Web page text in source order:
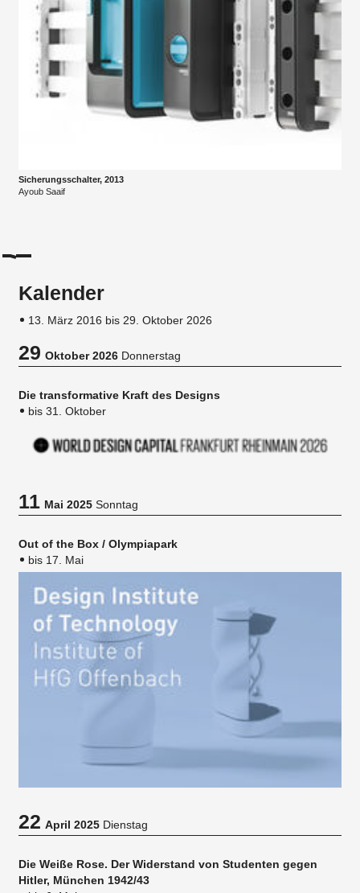
Sicherungsschalter, 2013
Ayoub Saaif
Kalender
13. März 2016 bis 29. Oktober 2026
29Oktober 2026 Donnerstag
Die transformative Kraft des Designs
bis 31. Oktober
11Mai 2025 Sonntag
Out of the Box / Olympiapark
bis 17. Mai
22April 2025 Dienstag
Die Weiße Rose. Der Widerstand von Studenten gegen
Hitler, München 1942/43